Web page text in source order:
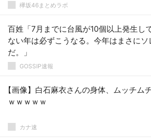
欅坂46まとめラボ
百姓「7月までに台風が10個以上発生し
ない年は必ずこうなる。今年はまさにソ
だ。」
GOSSIP速報
【画像】白石麻衣さんの身体、ムッチム
ｗｗｗｗｗ
カナ速